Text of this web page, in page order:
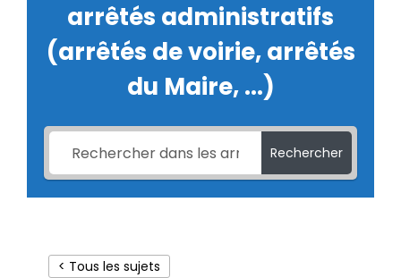
arrêtés administratifs
(arrêtés de voirie, arrêtés
du Maire, ...)
Rechercher
< Tous les sujets